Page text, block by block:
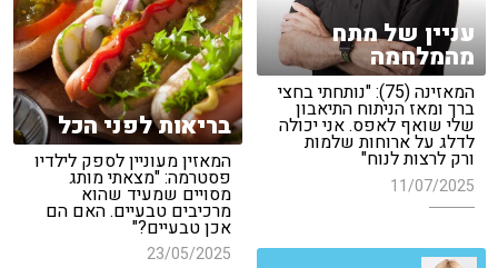
עניין של מתח
מהמלחמה
המאזינה (75): "נותחתי בחצי
ברך ומאז הניתוח התיאבון
שלי שואף לאפס. אני יכולה
לדלג על ארוחות שלמות
ורק לרצות לנוח"
11/07/2025
בריאות לפני הכל
המאזין מעוניין לספק לילדיו
פסטרמה: "מצאתי מותג
מסויים שמעיד שהוא
מרכיבים טבעיים. האם הם
אכן טבעיים?"
23/05/2025